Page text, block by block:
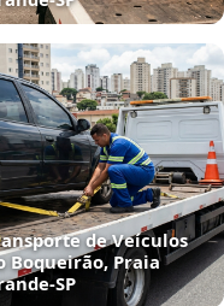
de Veículos
Boqueirão, Praia